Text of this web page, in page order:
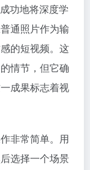
功地将深度学
通照片作为输
的短视频。这
情节，但它确
成果标志着视
非常简单。用
选择一个场景